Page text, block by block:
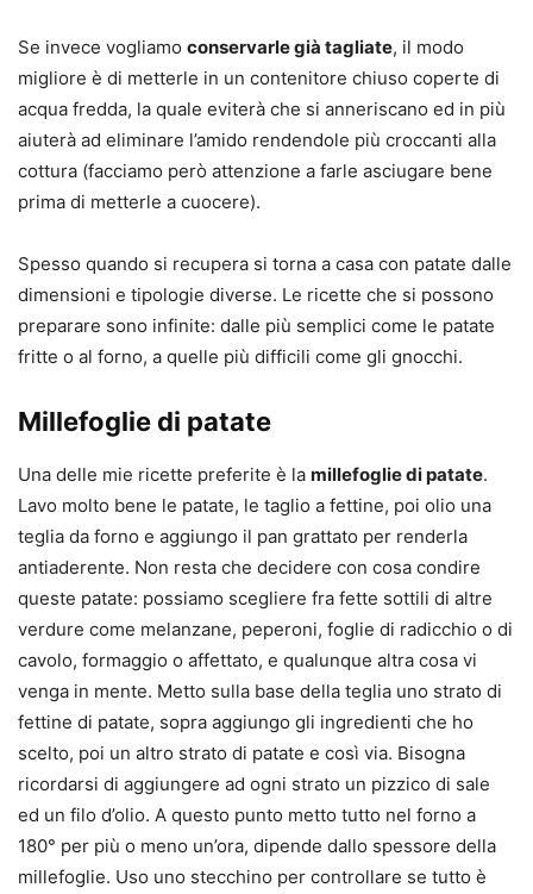
Se invece vogliamo conservarle già tagliate, il modo
migliore è di metterle in un contenitore chiuso coperte di
acqua fredda, la quale eviterà che si anneriscano ed in più
aiuterà ad eliminare l’amido rendendole più croccanti alla
cottura (facciamo però attenzione a farle asciugare bene
prima di metterle a cuocere).
Spesso quando si recupera si torna a casa con patate dalle
dimensioni e tipologie diverse. Le ricette che si possono
preparare sono infinite: dalle più semplici come le patate
fritte o al forno, a quelle più difficili come gli gnocchi.
​Millefoglie di patate
Una delle mie ricette preferite è la millefoglie di patate.
Lavo molto bene le patate, le taglio a fettine, poi olio una
teglia da forno e aggiungo il pan grattato per renderla
antiaderente. Non resta che decidere con cosa condire
queste patate: possiamo scegliere fra fette sottili di altre
verdure come melanzane, peperoni, foglie di radicchio o di
cavolo, formaggio o affettato, e qualunque altra cosa vi
venga in mente. Metto sulla base della teglia uno strato di
fettine di patate, sopra aggiungo gli ingredienti che ho
scelto, poi un altro strato di patate e così via. Bisogna
ricordarsi di aggiungere ad ogni strato un pizzico di sale
ed un filo d’olio. A questo punto metto tutto nel forno a
180° per più o meno un’ora, dipende dallo spessore della
millefoglie. Uso uno stecchino per controllare se tutto è